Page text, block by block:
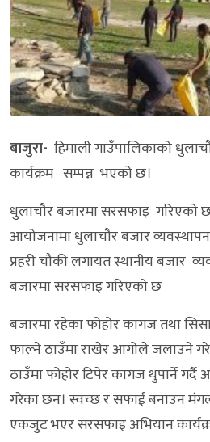
बाजुरा- हिमाली गाउँपालिकाको
कार्यक्रम सम्पन्न भएको छ।
धुलाचौर बजारमा सरसफाइ गरिएको
आयोजनामा धुलाचौर बजार
प्रहरी चौकी लगायत स्थानीय बजार
बजारमा सरसफाइ गरिएको छ
बजारमा रहेका फोहोर कागज तथा
फाल्ने ठाउँमा राखेर आगोले जलाउने
ठाउँमा फोहोर टिपेर कागज थुपार्ने गर्दै
गरेका छन। स्वच्छ र सफाई बनाउन
एकजुट भएर सरसफाइ अभियान